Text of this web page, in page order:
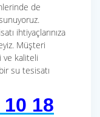
de
ihtiyaçlarınıza
Müşteri
ve kaliteli
su tesisatı
18